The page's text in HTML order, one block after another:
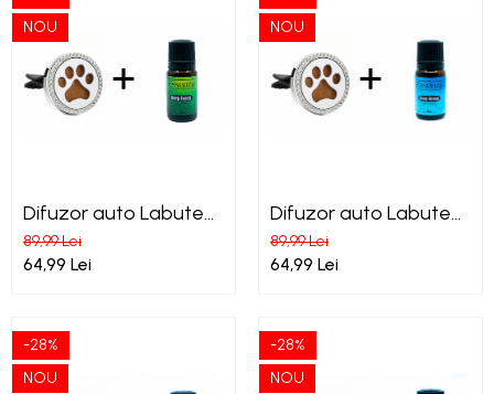
NOU
Difuzor auto Labute
de catel + Essenza
Deep Forest ulei
89,99 Lei
64,99 Lei
NOU
Difuzor auto Labute
de catel + Essenza
Deep Ocean ulei
89,99 Lei
64,99 Lei
-28%
NOU
-28%
NOU